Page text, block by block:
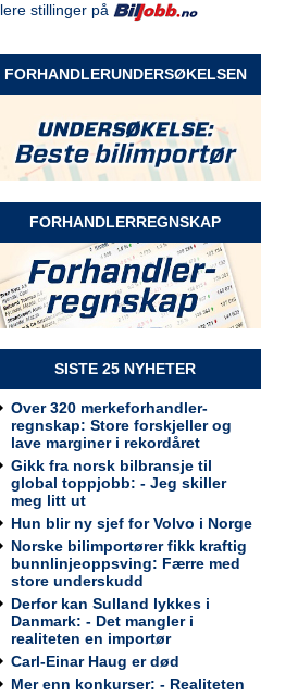
Rodin & Co AS
Selger Innlandet
Selger kundeservice
Billakkerer søkes til Werksta
Grorud
Werksta Norge
Kundemottaker og Takserer for
Werksta Grorud
Werksta Norge
stillinger på
FORHANDLERUNDERSØKELSEN
FORHANDLERREGNSKAP
SISTE 25 NYHETER
Over 320 merkeforhandler-
regnskap: Store forskjeller og
lave marginer i rekordåret
Gikk fra norsk bilbransje til
global toppjobb: - Jeg skiller
meg litt ut
Hun blir ny sjef for Volvo i Norge
Norske bilimportører fikk kraftig
bunnlinjeoppsving: Færre med
store underskudd
Derfor kan Sulland lykkes i
Danmark: - Det mangler i
realiteten en importør
Carl-Einar Haug er død
Mer enn konkurser: - Realiteten